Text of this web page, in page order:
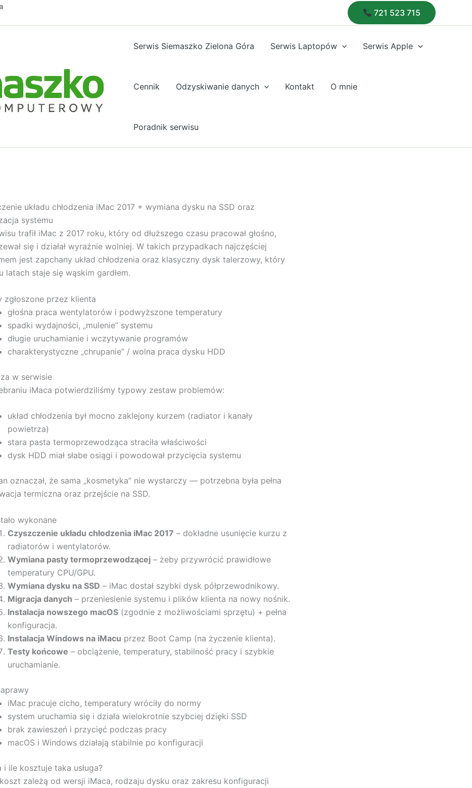
721 523 715
Serwis Siemaszko Zielona Góra Serwis Laptopów Serwis Apple
Cennik Odzyskiwanie danych Kontakt O mnie
Poradnik serwisu
układu chłodzenia iMac 2017 + wymiana dysku na SSD oraz
systemu
trafił iMac z 2017 roku, który od dłuższego czasu pracował głośno,
się i działał wyraźnie wolniej. W takich przypadkach najczęściej
jest zapchany układ chłodzenia oraz klasyczny dysk talerzowy, który
latach staje się wąskim gardłem.
zgłoszone przez klienta
głośna praca wentylatorów i podwyższone temperatury
spadki wydajności, „mulenie” systemu
długie uruchamianie i wczytywanie programów
charakterystyczne „chrupanie” / wolna praca dysku HDD
w serwisie
iMaca potwierdziliśmy typowy zestaw problemów:
układ chłodzenia był mocno zaklejony kurzem (radiator i kanały
powietrza)
stara pasta termoprzewodząca straciła właściwości
dysk HDD miał słabe osiągi i powodował przycięcia systemu
oznaczał, że sama „kosmetyka” nie wystarczy — potrzebna była pełna
termiczna oraz przejście na SSD.
wykonane
Czyszczenie układu chłodzenia iMac 2017 – dokładne usunięcie kurzu z
radiatorów i wentylatorów.
Wymiana pasty termoprzewodzącej – żeby przywrócić prawidłowe
temperatury CPU/GPU.
Wymiana dysku na SSD – iMac dostał szybki dysk półprzewodnikowy.
Migracja danych – przeniesienie systemu i plików klienta na nowy nośnik.
Instalacja nowszego macOS (zgodnie z możliwościami sprzętu) + pełna
konfiguracja.
Instalacja Windows na iMacu przez Boot Camp (na życzenie klienta).
Testy końcowe – obciążenie, temperatury, stabilność pracy i szybkie
uruchamianie.
iMac pracuje cicho, temperatury wróciły do normy
system uruchamia się i działa wielokrotnie szybciej dzięki SSD
brak zawieszeń i przycięć podczas pracy
macOS i Windows działają stabilnie po konfiguracji
i ile kosztuje taka usługa?
zależą od wersji iMaca, rodzaju dysku oraz zakresu konfiguracji